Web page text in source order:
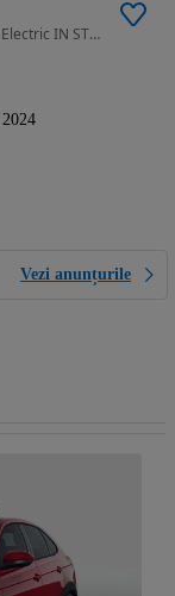
394 CP • BMW i5 xDrive40 Automatic M Sport Full Electric IN STOC LA SIBIU
2024
Vezi anunțurile